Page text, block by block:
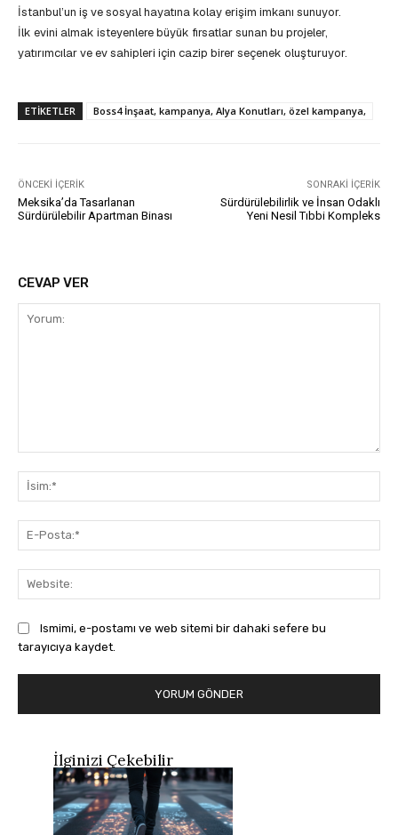
İstanbul’un iş ve sosyal hayatına kolay erişim imkanı sunuyor.
İlk evini almak isteyenlere büyük fırsatlar sunan bu projeler,
yatırımcılar ve ev sahipleri için cazip birer seçenek oluşturuyor.
ETIKETLER Boss4 İnşaat, kampanya, Alya Konutları, özel kampanya,
ÖNCEKI İÇERIK
Meksika’da Tasarlanan
Sürdürülebilir Apartman Binası
SONRAKI İÇERIK
Sürdürülebilirlik ve İnsan Odaklı
Yeni Nesil Tıbbi Kompleks
CEVAP VER
Ismimi, e-postamı ve web sitemi bir dahaki sefere bu
tarayıcıya kaydet.
İlginizi Çekebilir